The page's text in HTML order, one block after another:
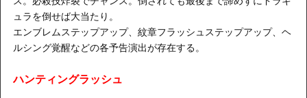
ュラを倒せば大当たり。
エンブレムステップアップ、紋章フラッシュステップアップ、ヘ
ルシング覚醒などの各予告演出が存在する。
ハンティングラッシュ